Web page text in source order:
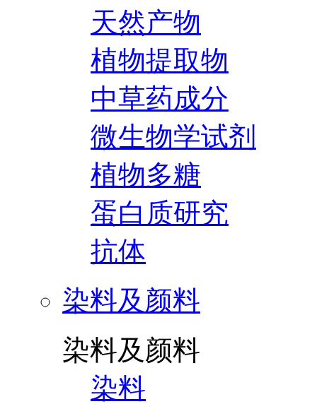
天然产物
植物提取物
中草药成分
微生物学试剂
植物多糖
蛋白质研究
抗体
染料及颜料
染料及颜料
染料